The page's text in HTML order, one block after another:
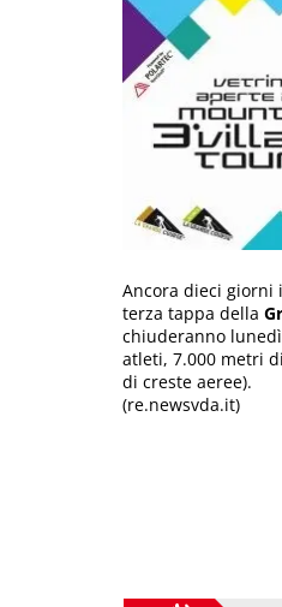
Ancora dieci giorni
terza tappa della
chiuderanno
atleti, 7.000 metri
di creste aeree).
(re.newsvda.it)